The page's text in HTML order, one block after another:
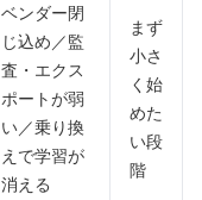
ベンダー閉
じ込め／監
査・エクス
ポートが弱
い／乗り換
えで学習が
消える
まず
小さ
く始
めた
い段
階